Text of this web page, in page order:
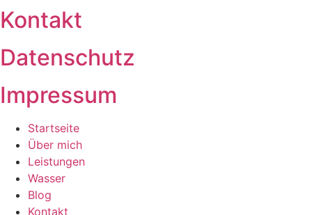
Kontakt
Datenschutz
Impressum
Startseite
Über mich
Leistungen
Wasser
Blog
Kontakt